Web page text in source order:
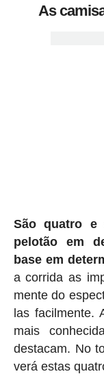
As
São quatro e
pelotão em
base em
a corrida as
mente do
las facilmente.
mais
destacam. No
verá estas